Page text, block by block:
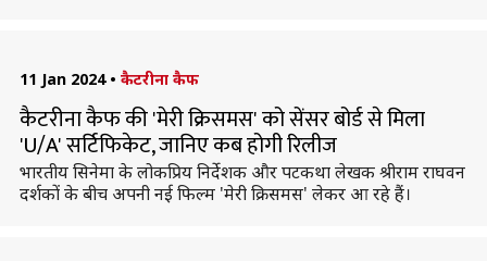
11 Jan 2024 • कैटरीना कैफ
कैटरीना कैफ की 'मेरी क्रिसमस' को सेंसर बोर्ड से मिला
'U/A' सर्टिफिकेट, जानिए कब होगी रिलीज
भारतीय सिनेमा के लोकप्रिय निर्देशक और पटकथा लेखक श्रीराम राघवन
दर्शकों के बीच अपनी नई फिल्म 'मेरी क्रिसमस' लेकर आ रहे हैं।